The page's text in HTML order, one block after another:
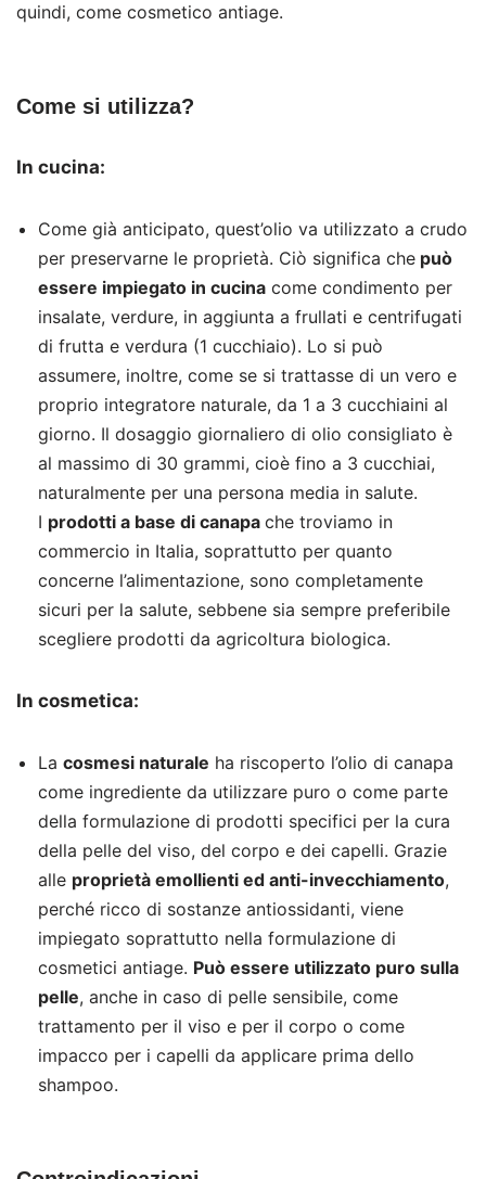
quindi, come cosmetico antiage.
Come si utilizza?
In cucina:
Come già anticipato, quest’olio va utilizzato a crudo
per preservarne le proprietà. Ciò significa che può
essere impiegato in cucina come condimento per
insalate, verdure, in aggiunta a frullati e centrifugati
di frutta e verdura (1 cucchiaio). Lo si può
assumere, inoltre, come se si trattasse di un vero e
proprio integratore naturale, da 1 a 3 cucchiaini al
giorno. Il dosaggio giornaliero di olio consigliato è
al massimo di 30 grammi, cioè fino a 3 cucchiai,
naturalmente per una persona media in salute.
I prodotti a base di canapa che troviamo in
commercio in Italia, soprattutto per quanto
concerne l’alimentazione, sono completamente
sicuri per la salute, sebbene sia sempre preferibile
scegliere prodotti da agricoltura biologica.
In cosmetica:
La cosmesi naturale ha riscoperto l’olio di canapa
come ingrediente da utilizzare puro o come parte
della formulazione di prodotti specifici per la cura
della pelle del viso, del corpo e dei capelli. Grazie
alle proprietà emollienti ed anti-invecchiamento,
perché ricco di sostanze antiossidanti, viene
impiegato soprattutto nella formulazione di
cosmetici antiage. Può essere utilizzato puro sulla
pelle, anche in caso di pelle sensibile, come
trattamento per il viso e per il corpo o come
impacco per i capelli da applicare prima dello
shampoo.